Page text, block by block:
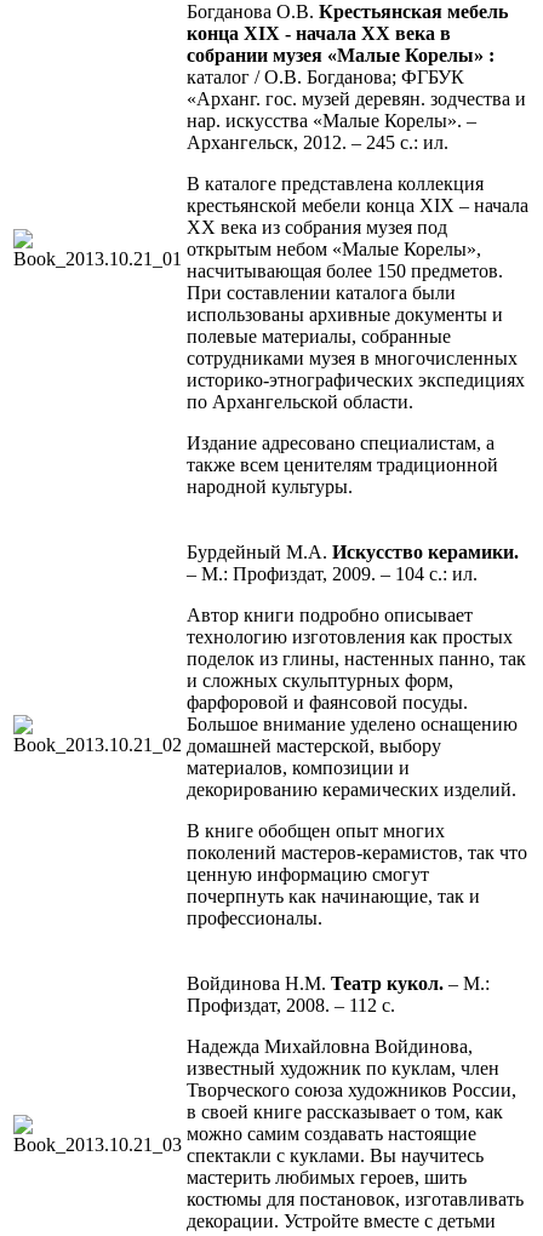
Богданова О.В. Крестьянская мебель
конца XIX - начала ХХ века в
собрании музея «Малые Корелы» :
каталог / О.В. Богданова; ФГБУК
«Арханг. гос. музей деревян. зодчества и
нар. искусства «Малые Корелы». –
Архангельск, 2012. – 245 с.: ил.
В каталоге представлена коллекция
крестьянской мебели конца XIX – начала
ХХ века из собрания музея под
открытым небом «Малые Корелы»,
насчитывающая более 150 предметов.
При составлении каталога были
использованы архивные документы и
полевые материалы, собранные
сотрудниками музея в многочисленных
историко-этнографических экспедициях
по Архангельской области.
Издание адресовано специалистам, а
также всем ценителям традиционной
народной культуры.
Бурдейный М.А. Искусство керамики.
– М.: Профиздат, 2009. – 104 с.: ил.
Автор книги подробно описывает
технологию изготовления как простых
поделок из глины, настенных панно, так
и сложных скульптурных форм,
фарфоровой и фаянсовой посуды.
Большое внимание уделено оснащению
домашней мастерской, выбору
материалов, композиции и
декорированию керамических изделий.
В книге обобщен опыт многих
поколений мастеров-керамистов, так что
ценную информацию смогут
почерпнуть как начинающие, так и
профессионалы.
Войдинова Н.М. Театр кукол. – М.:
Профиздат, 2008. – 112 с.
Надежда Михайловна Войдинова,
известный художник по куклам, член
Творческого союза художников России,
в своей книге рассказывает о том, как
можно самим создавать настоящие
спектакли с куклами. Вы научитесь
мастерить любимых героев, шить
костюмы для постановок, изготавливать
декорации. Устройте вместе с детьми